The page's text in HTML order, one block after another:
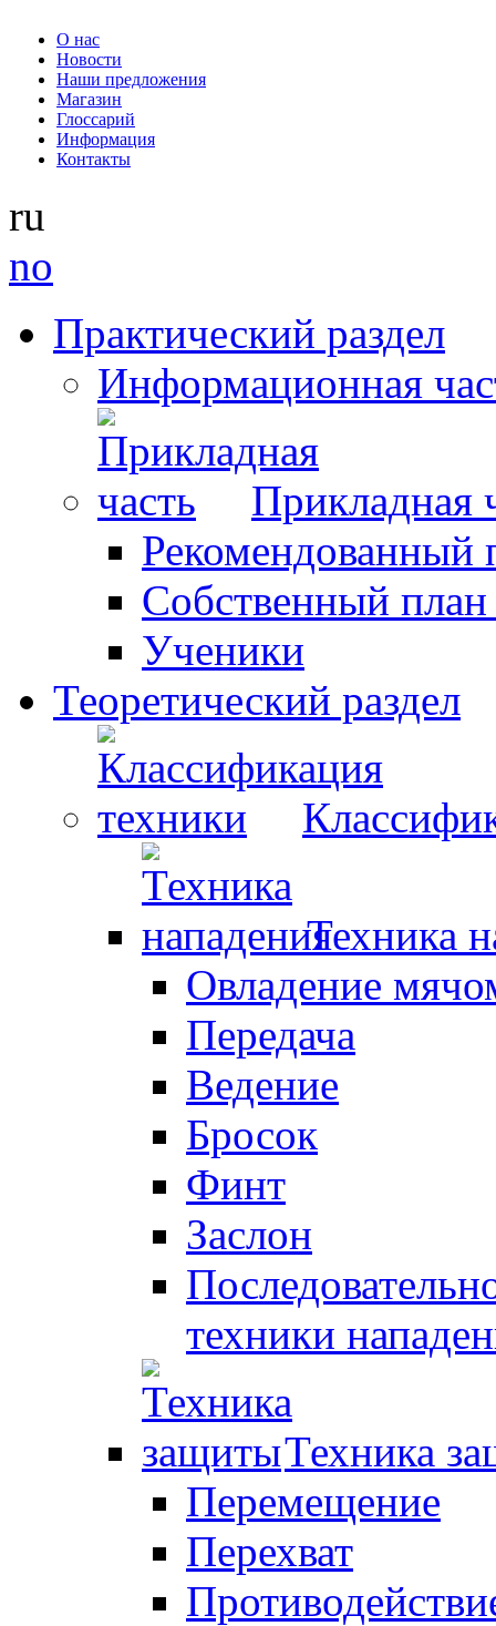
О нас
Новости
Наши предложения
Магазин
Глоссарий
Информация
Контакты
ru
no
Практический раздел
Информационная
Прикладная
Рекомендованный
Собственный
Ученики
Теоретический раздел
Техника
Овладение
Передача
Ведение
Бросок
Финт
Заслон
техники
Техника
Перемещение
Перехват